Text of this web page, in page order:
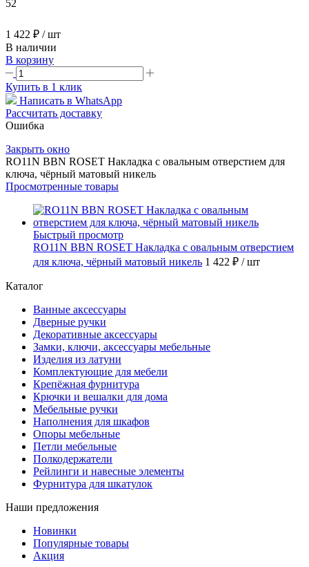
52
1 422 ₽ / шт
В наличии
В корзину
Купить в 1 клик
Написать в WhatsApp
Рассчитать доставку
Ошибка
Закрыть окно
RO11N BBN ROSET Накладка с овальным отверстием для
ключа, чёрный матовый никель
Просмотренные товары
Быстрый просмотр
RO11N BBN ROSET Накладка с овальным отверстием
для ключа, чёрный матовый никель 1 422 ₽ / шт
Каталог
Ванные аксессуары
Дверные ручки
Декоративные аксессуары
Замки, ключи, аксессуары мебельные
Изделия из латуни
Комплектующие для мебели
Крепёжная фурнитура
Крючки и вешалки для дома
Мебельные ручки
Наполнения для шкафов
Опоры мебельные
Петли мебельные
Полкодержатели
Рейлинги и навесные элементы
Фурнитура для шкатулок
Наши предложения
Новинки
Популярные товары
Акция